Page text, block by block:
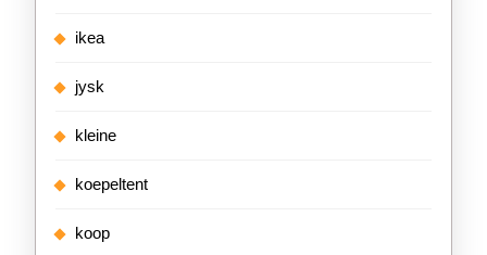
ikea
jysk
kleine
koepeltent
koop